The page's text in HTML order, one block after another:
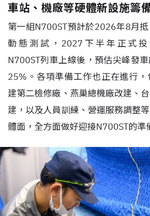
車站、機廠等硬體新設施籌
第一組N700ST預計於2026年8月
動態測試，2027下半年正式
N700ST列車上線後，預估尖峰發
25%。各項準備工作也正在進行
建第二檢修廠、燕巢總機廠改建、
建，以及人員訓練、營運服務調整
體面，全方面做好迎接N700ST的準